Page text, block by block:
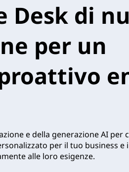
Desk di
per un
e della generazione AI per
per il tuo business e
alle loro esigenze.